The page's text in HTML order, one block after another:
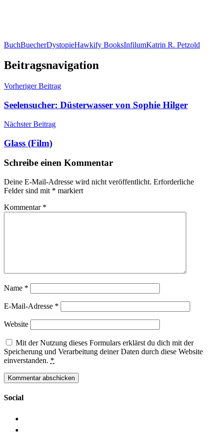
BuchBuecherDystopieHawkify BooksInfilumKatrin R. Petzold
Beitragsnavigation
Vorheriger Beitrag
Seelensucher: Düsterwasser von Sophie Hilger
Nächster Beitrag
Glass (Film)
Schreibe einen Kommentar
Deine E-Mail-Adresse wird nicht veröffentlicht. Erforderliche
Felder sind mit * markiert
Kommentar *
Name *
E-Mail-Adresse *
Website
Mit der Nutzung dieses Formulars erklärst du dich mit der
Speicherung und Verarbeitung deiner Daten durch diese Website
einverstanden. *
Social